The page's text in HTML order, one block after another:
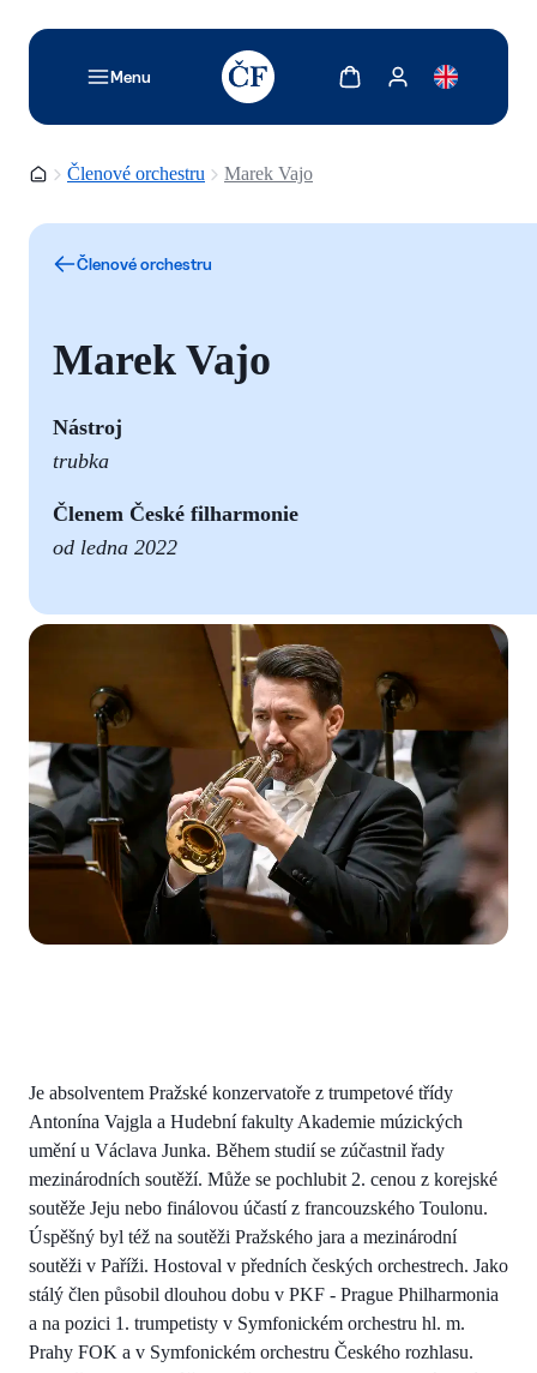
Menu
TODO: Add description for reader
Zobrazit košíkZobrazit můj účet
Domovská stránka
Členové orchestru Marek Vajo
Členové orchestru
Marek Vajo
Nástroj
trubka
Členem České filharmonie
od ledna 2022
Je absolventem Pražské konzervatoře z trumpetové třídy
Antonína Vajgla a Hudební fakulty Akademie múzických
umění u Václava Junka. Během studií se zúčastnil řady
mezinárodních soutěží. Může se pochlubit 2. cenou z korejské
soutěže Jeju nebo finálovou účastí z francouzského Toulonu.
Úspěšný byl též na soutěži Pražského jara a mezinárodní
soutěži v Paříži. Hostoval v předních českých orchestrech. Jako
stálý člen působil dlouhou dobu v PKF - Prague Philharmonia
a na pozici 1. trumpetisty v Symfonickém orchestru hl. m.
Prahy FOK a v Symfonickém orchestru Českého rozhlasu.